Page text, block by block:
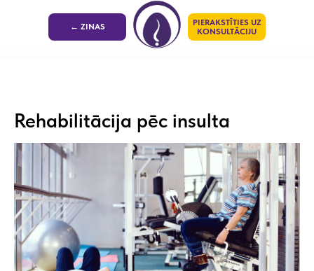
← ZINAS
PIERAKSTĪTIES UZ
KONSULTĀCIJU
Rehabilitācija pēc insulta